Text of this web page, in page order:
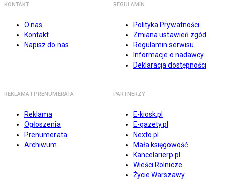
KONTAKT
O nas
Kontakt
Napisz do nas
REGULAMIN
Polityka Prywatności
Zmiana ustawień zgód
Regulamin serwisu
Informacje o nadawcy
Deklaracja dostępności
REKLAMA I PRENUMERATA
Reklama
Ogłoszenia
Prenumerata
Archiwum
PARTNERZY
E-kiosk.pl
E-gazety.pl
Nexto.pl
Mała księgowość
Kancelarierp.pl
Wieści Rolnicze
Życie Warszawy